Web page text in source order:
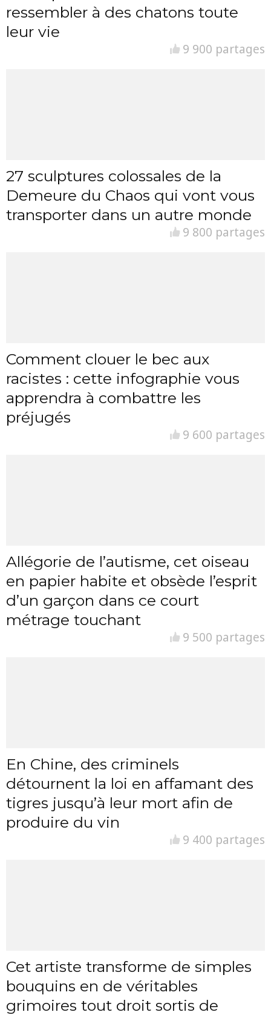
ressembler à des chatons toute
leur vie
9 900 partages
27 sculptures colossales de la
Demeure du Chaos qui vont vous
transporter dans un autre monde
9 800 partages
Comment clouer le bec aux
racistes : cette infographie vous
apprendra à combattre les
préjugés
9 600 partages
Allégorie de l’autisme, cet oiseau
en papier habite et obsède l’esprit
d’un garçon dans ce court
métrage touchant
9 500 partages
En Chine, des criminels
détournent la loi en affamant des
tigres jusqu’à leur mort afin de
produire du vin
9 400 partages
Cet artiste transforme de simples
bouquins en de véritables
grimoires tout droit sortis de